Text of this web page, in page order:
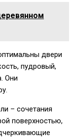
двери
пудровый,
Они
– сочетания
поверхностью,